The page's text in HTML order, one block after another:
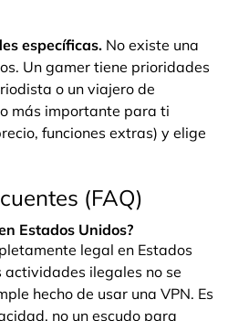
específicas. No existe una
Un gamer tiene prioridades
o un viajero de
más importante para ti
funciones extras) y elige
(FAQ)
Estados Unidos?
legal en Estados
actividades ilegales no se
hecho de usar una VPN. Es
no un escudo para